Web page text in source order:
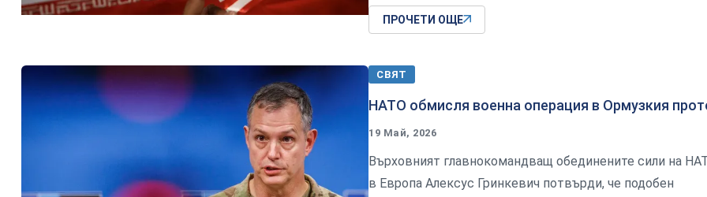
ПРОЧЕТИ ОЩЕ
СВЯТ
НАТО обмисля военна операция в Ормузкия
19 Май, 2026
Върховният главнокомандващ обединените сили на
в Европа Алексус Гринкевич потвърди, че подобен